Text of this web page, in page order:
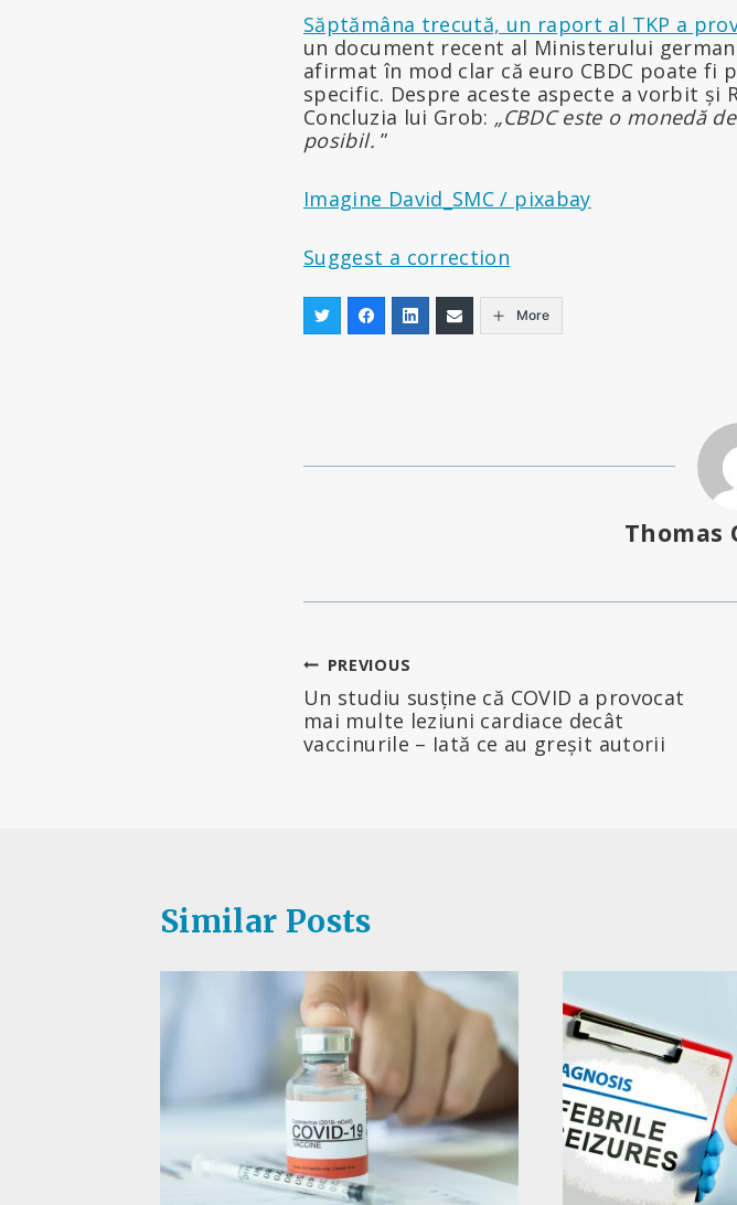
Săptămâna trecută, un raport al TKP a
un document recent al Ministerului
afirmat în mod clar că euro CBDC poate
specific. Despre aceste aspecte a vorbit și
Concluzia lui Grob: „CBDC este o monedă
posibil.”
Imagine David_SMC / pixabay
Suggest a correction
More
Thomas
Navigare
în
PREVIOUS
Un studiu susține că COVID a provocat
mai multe leziuni cardiace decât
vaccinurile – Iată ce au greșit autorii
Similar Posts